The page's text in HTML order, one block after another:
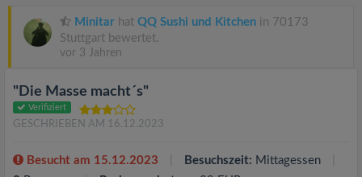
Minitar hat QQ Sushi und Kitchen in 70173
Stuttgart bewertet.
vor 3 Jahren
"Die Masse macht´s"
Verifiziert
GESCHRIEBEN AM 16.12.2023
Besucht am 15.12.2023 Besuchszeit: Mittagessen